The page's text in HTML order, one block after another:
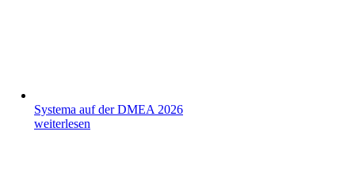
Systema auf der DMEA 2026
weiterlesen